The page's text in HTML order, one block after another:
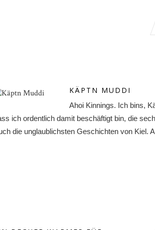
KÄPTN MUDDI
Ahoi Kinnings. Ich bins,
ich ordentlich damit beschäftigt bin, die
die unglaublichsten Geschichten von Kiel.